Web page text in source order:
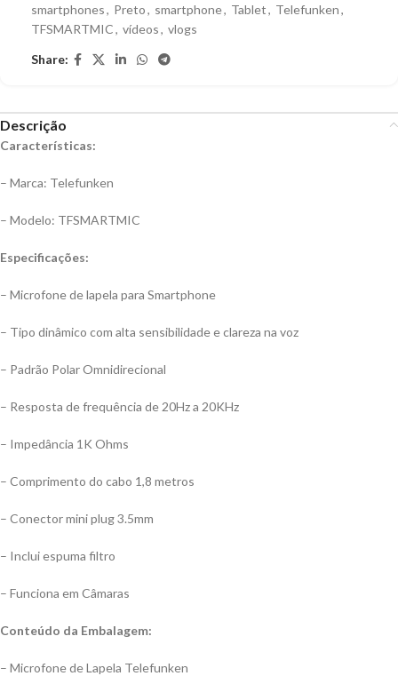
smartphones, Preto, smartphone, Tablet, Telefunken,
TFSMARTMIC, vídeos, vlogs
Share:
Descrição
Características:
– Marca: Telefunken
– Modelo: TFSMARTMIC
Especificações:
– Microfone de lapela para Smartphone
– Tipo dinâmico com alta sensibilidade e clareza na voz
– Padrão Polar Omnidirecional
– Resposta de frequência de 20Hz a 20KHz
– Impedância 1K Ohms
– Comprimento do cabo 1,8 metros
– Conector mini plug 3.5mm
– Inclui espuma filtro
– Funciona em Câmaras
Conteúdo da Embalagem:
– Microfone de Lapela Telefunken